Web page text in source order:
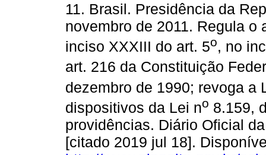
11. Brasil. Presidência da
novembro de 2011. Regula
inciso XXXIII do art. 5o, no
art. 216 da Constituição
dezembro de 1990; revoga a
dispositivos da Lei no 8.159,
providências. Diário Oficial
[citado 2019 jul 18].